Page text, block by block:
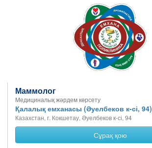
Маммолог
Медициналық жәрдем көрсету
Қалалық емханасы (Әуелбеков к-сі, 94)
Казахстан, г. Кокшетау, Әуелбеков к-сі, 94
Сұрақ қою